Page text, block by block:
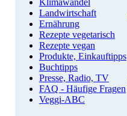
Klimawandel
Landwirtschaft
Ernährung
Rezepte vegetarisch
Rezepte vegan
Produkte, Einkauftipps
Buchtipps
Presse, Radio, TV
FAQ - Häufige Fragen
Veggi-ABC